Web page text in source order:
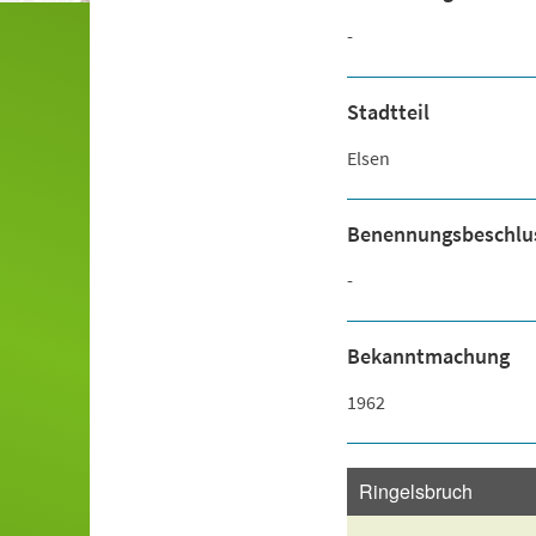
-
Stadtteil
Elsen
-
Bekanntmachung
1962
Ringelsbruch